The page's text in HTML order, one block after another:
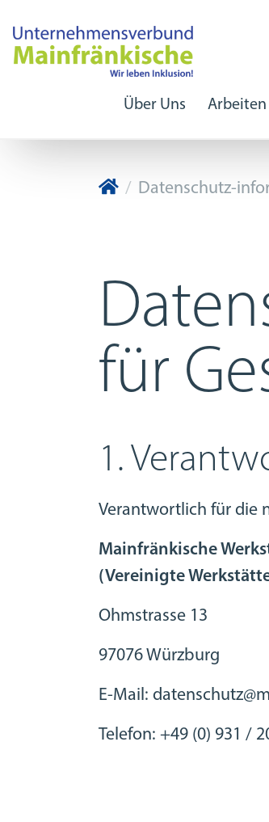
Über Uns
Datenschutz-
für
1.
Verantwortlich für die
Mainfränkische
(Vereinigte
Ohmstrasse 13
97076 Würzburg
E-Mail:
Telefon: +49 (0) 931 /